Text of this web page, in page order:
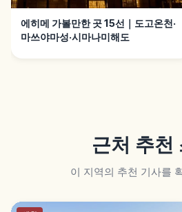
에히메 가볼만한 곳 15선｜도고온천·
마쓰야마성·시마나미해도
근처 추천
이 지역의 추천 기사를